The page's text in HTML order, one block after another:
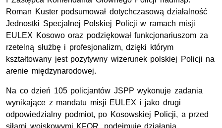
Roman Kuster podsumował dotychczasową działalność
Jednostki Specjalnej Polskiej Policji w ramach misji
EULEX Kosowo oraz podziękował funkcjonariuszom za
rzetelną służbę i profesjonalizm, dzięki którym
kształtowany jest pozytywny wizerunek polskiej Policji na
arenie międzynarodowej.
Na co dzień 105 policjantów JSPP wykonuje zadania
wynikające z mandatu misji EULEX i jako drugi
odpowiedzialny podmiot, po Kosowskiej Policji, a przed